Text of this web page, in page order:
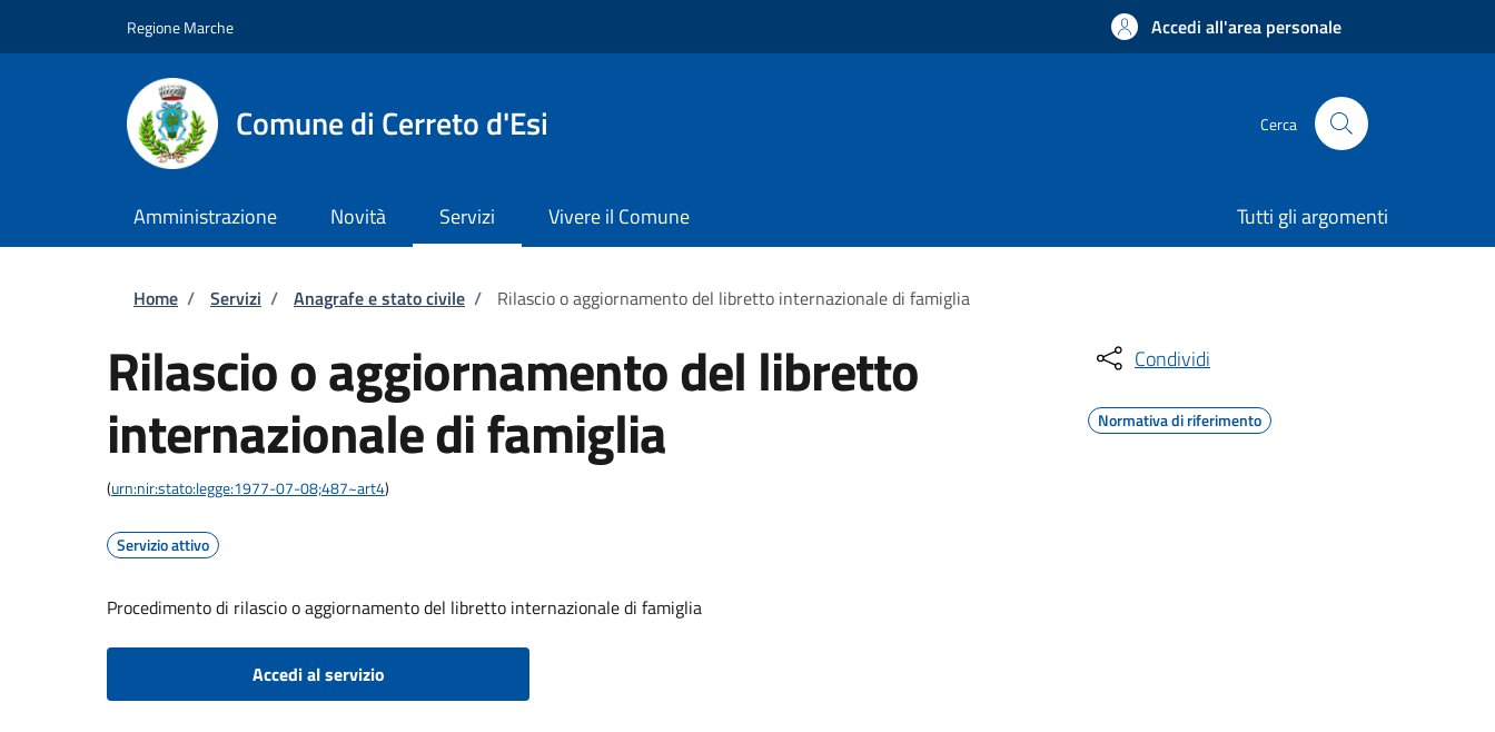
Regione Marche Accedi all'area personale
Comune di Cerreto d'Esi Cerca
Amministrazione Novità Servizi Vivere il Comune Tutti gli argomenti
Briciole di pane
Home / Servizi / Anagrafe e stato civile / Rilascio o aggiornamento del libretto internazionale di famiglia
Rilascio o aggiornamento del libretto
internazionale di famiglia
(urn:nir:stato:legge:1977-07-08;487~art4)
Servizio attivo
Procedimento di rilascio o aggiornamento del libretto internazionale di famiglia
Accedi al servizio
Condividi
Normativa di riferimento